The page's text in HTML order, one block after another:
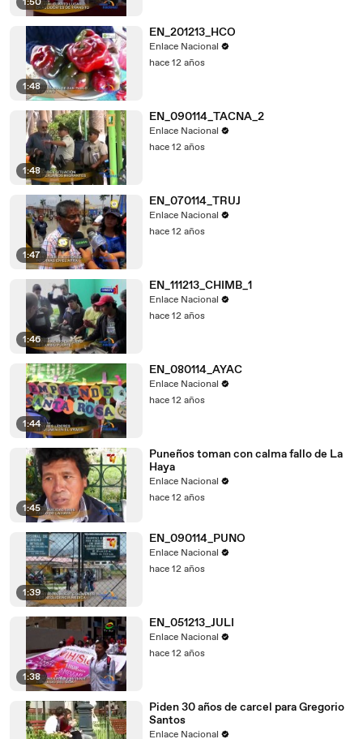
1:48
EN_201213_HCO
Enlace Nacional
hace 12 años
1:48
EN_090114_TACNA_2
Enlace Nacional
hace 12 años
1:47
EN_070114_TRUJ
Enlace Nacional
hace 12 años
1:46
EN_111213_CHIMB_1
Enlace Nacional
hace 12 años
1:44
EN_080114_AYAC
Enlace Nacional
hace 12 años
1:45
Puneños toman con calma fallo de La
Haya
Enlace Nacional
hace 12 años
1:39
EN_090114_PUNO
Enlace Nacional
hace 12 años
1:38
EN_051213_JULI
Enlace Nacional
hace 12 años
Piden 30 años de carcel para Gregorio
Santos
Enlace Nacional